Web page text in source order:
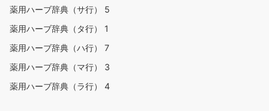
薬用ハーブ辞典（サ行） 5
薬用ハーブ辞典（タ行） 1
薬用ハーブ辞典（ハ行） 7
薬用ハーブ辞典（マ行） 3
薬用ハーブ辞典（ラ行） 4